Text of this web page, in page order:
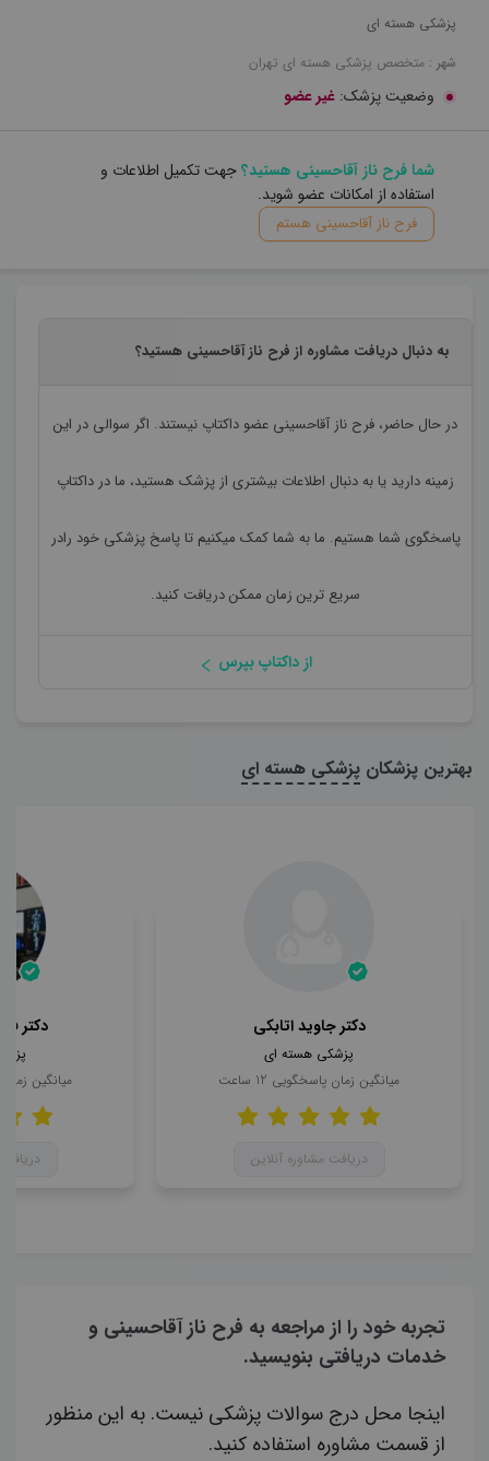
پزشکی هسته ای
شهر : متخصص پزشکی هسته ای تهران
وضعیت پزشک: غیر عضو
شما فرح ناز آقاحسینی هستید؟جهت تکمیل اطلاعات و
استفاده از امکانات عضو شوید.
فرح ناز آقاحسینی هستم
به دنبال دریافت مشاوره از فرح ناز آقاحسینی هستید؟
در حال حاضر، فرح ناز آقاحسینی عضو داکتاپ نیستند. اگر سوالی در این
زمینه دارید یا به دنبال اطلاعات بیشتری از پزشک هستید، ما در داکتاپ
پاسخگوی شما هستیم. ما به شما کمک میکنیم تا پاسخ پزشکی خود رادر
سریع ترین زمان ممکن دریافت کنید.
از داکتاپ بپرس
بهترین پزشکان پزشکی هسته ای
دکتر جاوید اتابکی
پزشکی هسته ای
میانگین زمان پاسخگویی 12 ساعت
دریافت مشاوره آنلاین
دکتر
میانگین
تجربه خود را از مراجعه به فرح ناز آقاحسینی و
خدمات دریافتی بنویسید.
اینجا محل درج سوالات پزشکی نیست. به این منظور
از قسمت مشاوره استفاده کنید.